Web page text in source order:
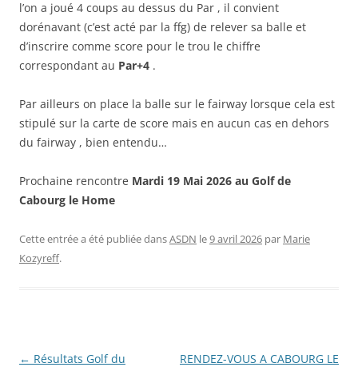
l’on a joué 4 coups au dessus du Par , il convient
dorénavant (c’est acté par la ffg) de relever sa balle et
d’inscrire comme score pour le trou le chiffre
correspondant au Par+4 .
Par ailleurs on place la balle sur le fairway lorsque cela est
stipulé sur la carte de score mais en aucun cas en dehors
du fairway , bien entendu…
Prochaine rencontre Mardi 19 Mai 2026 au Golf de
Cabourg le Home
Cette entrée a été publiée dansASDN le9 avril 2026 par Marie
Kozyreff.
Navigation
← Résultats Golf du
RENDEZ-VOUS A CABOURG LE